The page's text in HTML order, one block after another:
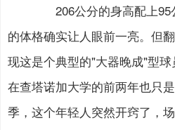
206公分的身高配上95
的体格确实让人眼前一亮。但
现这是个典型的"大器晚成"型球
在查塔诺加大学的前两年也只
季，这个年轻人突然开窍了，